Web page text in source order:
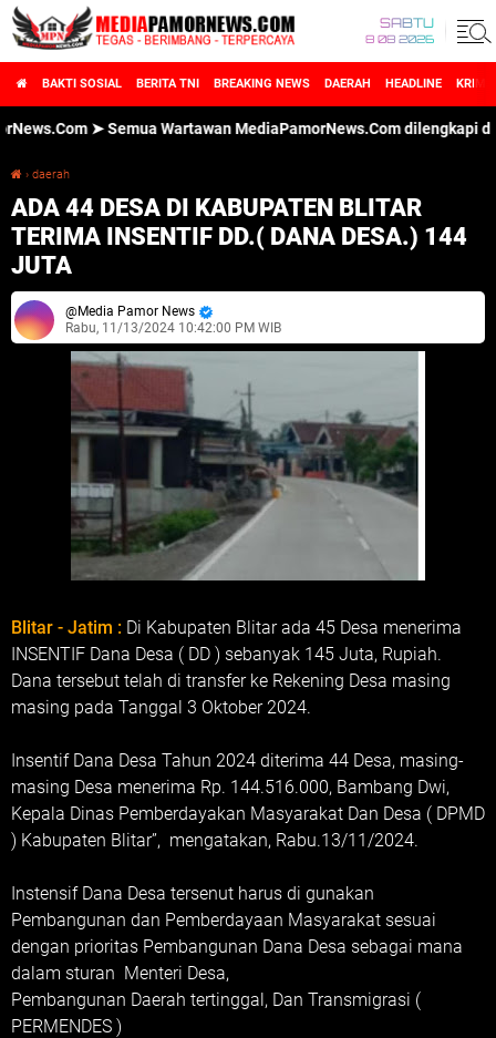
SABTU
8 08 2026
BAKTI SOSIAL BERITA TNI BREAKING NEWS DAERAH HEADLINE
➤ Semua Wartawan MediaPamorNews.Com dilengkapi
› daerah
ADA 44 DESA DI KABUPATEN BLITAR
TERIMA INSENTIF DD.( DANA DESA.) 144
JUTA
Media Pamor News
Rabu, 11/13/2024 10:42:00 PM WIB
Blitar - Jatim : Di Kabupaten Blitar ada 45 Desa menerima
INSENTIF Dana Desa ( DD ) sebanyak 145 Juta, Rupiah.
Dana tersebut telah di transfer ke Rekening Desa masing
masing pada Tanggal 3 Oktober 2024.
Insentif Dana Desa Tahun 2024 diterima 44 Desa, masing-
masing Desa menerima Rp. 144.516.000, Bambang Dwi,
Kepala Dinas Pemberdayakan Masyarakat Dan Desa ( DPMD
) Kabupaten Blitar”, mengatakan, Rabu.13/11/2024.
Instensif Dana Desa tersenut harus di gunakan
Pembangunan dan Pemberdayaan Masyarakat sesuai
dengan prioritas Pembangunan Dana Desa sebagai mana
dalam sturan Menteri Desa,
Pembangunan Daerah tertinggal, Dan Transmigrasi (
PERMENDES )